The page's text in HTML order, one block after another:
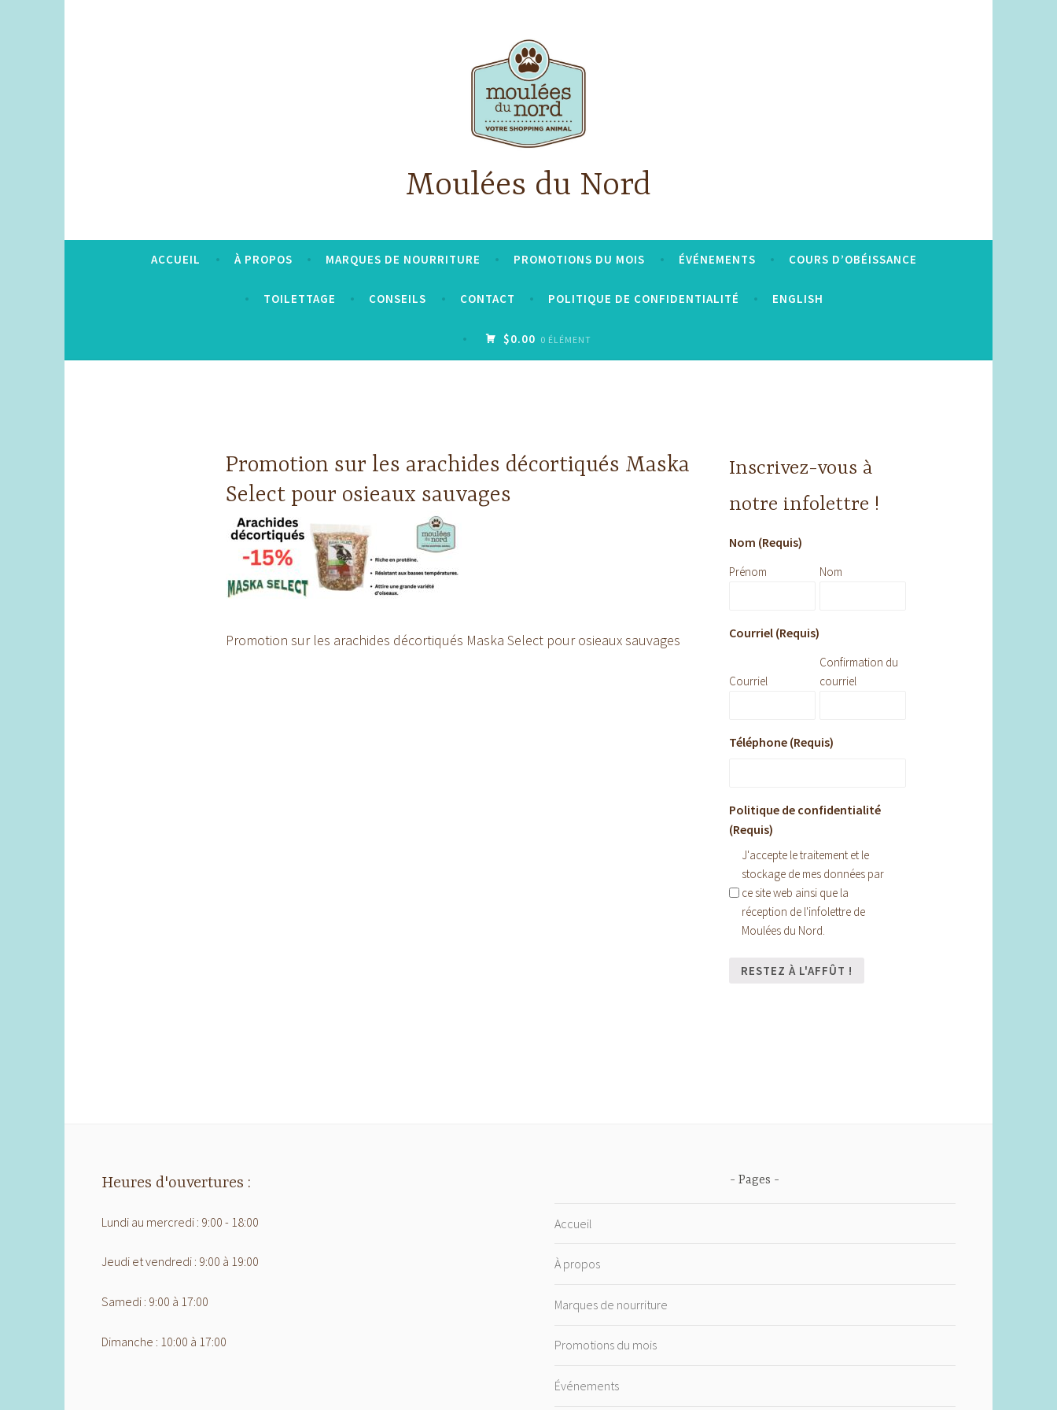
Moulées du Nord
ACCUEIL À PROPOS MARQUES DE NOURRITURE PROMOTIONS DU MOIS ÉVÉNEMENTS COURS D’OBÉISSANCE
TOILETTAGE CONSEILS CONTACT POLITIQUE DE CONFIDENTIALITÉ ENGLISH
$0.00 0 ÉLÉMENT
Promotion sur les arachides décortiqués Maska
Select pour osieaux sauvages
Promotion sur les arachides décortiqués Maska Select pour osieaux sauvages
Inscrivez-vous à
notre infolettre !
Nom (Requis)
Prénom Nom
Courriel (Requis)
Courriel
Confirmation du
courriel
Téléphone (Requis)
Politique de confidentialité
(Requis)
J'accepte le traitement et le
stockage de mes données par
ce site web ainsi que la
réception de l'infolettre de
Moulées du Nord.
Heures d'ouvertures :
Lundi au mercredi : 9:00 - 18:00
Jeudi et vendredi : 9:00 à 19:00
Samedi : 9:00 à 17:00
Dimanche : 10:00 à 17:00
Pages
Accueil
À propos
Marques de nourriture
Promotions du mois
Événements